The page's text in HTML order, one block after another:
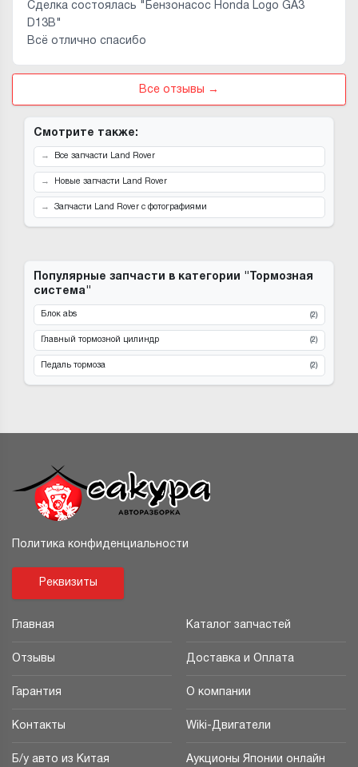
Сделка состоялась "Бензонасос Honda Logo GA3
D13B"
Всё отлично спасибо
Все отзывы →
Смотрите также:
Все запчасти Land Rover
Новые запчасти Land Rover
Запчасти Land Rover с фотографиями
Популярные запчасти в категории "Тормозная
система"
Блок abs (2)
Главный тормозной цилиндр (2)
Педаль тормоза (2)
Политика конфиденциальности
Реквизиты
Главная Каталог запчастей
Отзывы Доставка и Оплата
Гарантия О компании
Контакты Wiki-Двигатели
Б/у авто из Китая Аукционы Японии онлайн